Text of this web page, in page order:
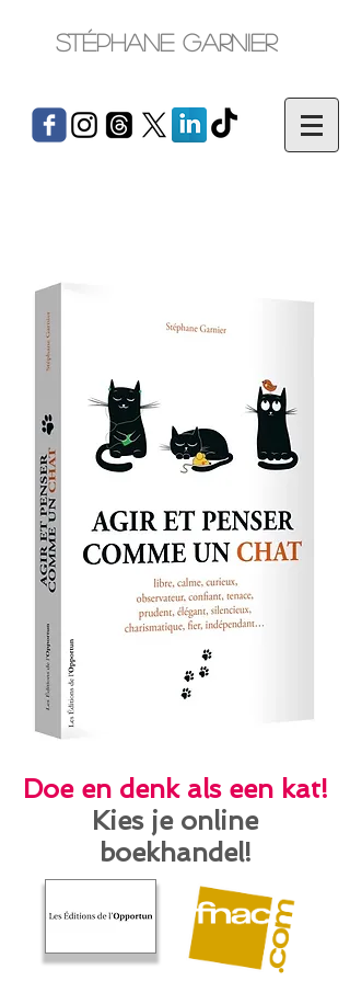
Stéphane Garnier
Doe en denk als een kat!
Kies je online
boekhandel!